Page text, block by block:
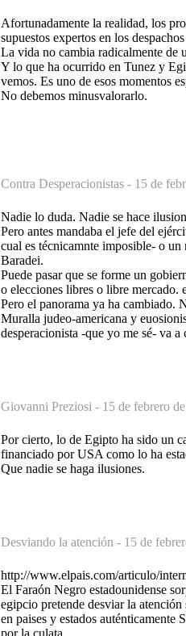
Afortunadamente la realidad, los
supuestos expertos en los
La vida no cambia radicalmente de
Y lo que ha ocurrido en Tunez y
vemos. Es uno de esos momentos
No debemos minusvalorarlo.
Contra Desperacionistas - 15 de
Nadie lo duda. Nadie se hace
Pero antes mandaba el jefe del
cual es técnicamnte imposible- o
Baradei.
Puede pasar que se forme un
o elecciones libres o libre mercado.
Pero el panorama ya ha cambiado.
Muralla judeo-americana y
desperacionista -que yo me sé- va a
Giovanni Preziosi - 15 de febrero
Por cierto, lo de Egipto ha sido un
financiado por USA como lo ha
Que nadie se haga ilusiones.
Desviando la atención - 15 de
http://www.elpais.com/articulo/
El Faraón Negro estadounidense
egipcio pretende desviar la
en paises y estados
por la culata.